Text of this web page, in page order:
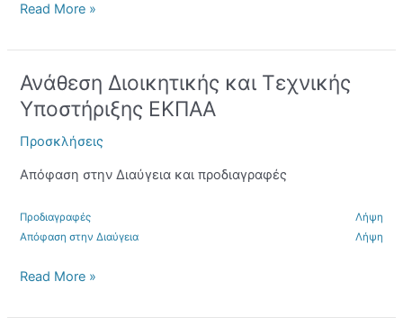
Read More »
Ανάθεση Διοικητικής και Τεχνικής
Υποστήριξης ΕΚΠΑΑ
Προσκλήσεις
Απόφαση στην Διαύγεια και προδιαγραφές
Προδιαγραφές
Λήψη
Απόφαση στην Διαύγεια
Λήψη
Ανάθεση
Διοικητικής
και
Τεχνικής
ΕΚΠΑΑ
Read More »